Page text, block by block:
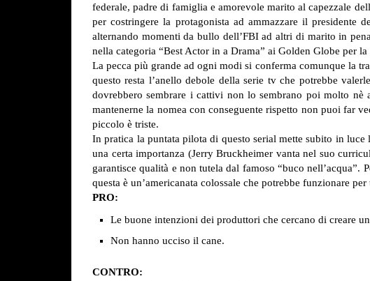
federale, padre di famiglia e amorevole marito al capezzale
per costringere la protagonista ad ammazzare il
alternando momenti da bullo dell’FBI ad altri di marito in
nella categoria “Best Actor in a Drama” ai Golden Globe per
La pecca più grande ad ogni modi si conferma comunque la
questo resta l’anello debole della serie tv che potrebbe
dovrebbero sembrare i cattivi non lo sembrano poi molto
mantenerne la nomea con conseguente rispetto non puoi far
piccolo è triste.
In pratica la puntata pilota di questo serial mette subito in
una certa importanza (Jerry Bruckheimer vanta nel suo
garantisce qualità e non tutela dal famoso “buco
questa è un’americanata colossale che potrebbe funzionare
PRO:
Le buone intenzioni dei produttori che cercano di creare
Non hanno ucciso il cane.
CONTRO: